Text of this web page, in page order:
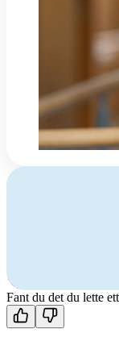
Har du
Kontakt oss
Fant du det du lette